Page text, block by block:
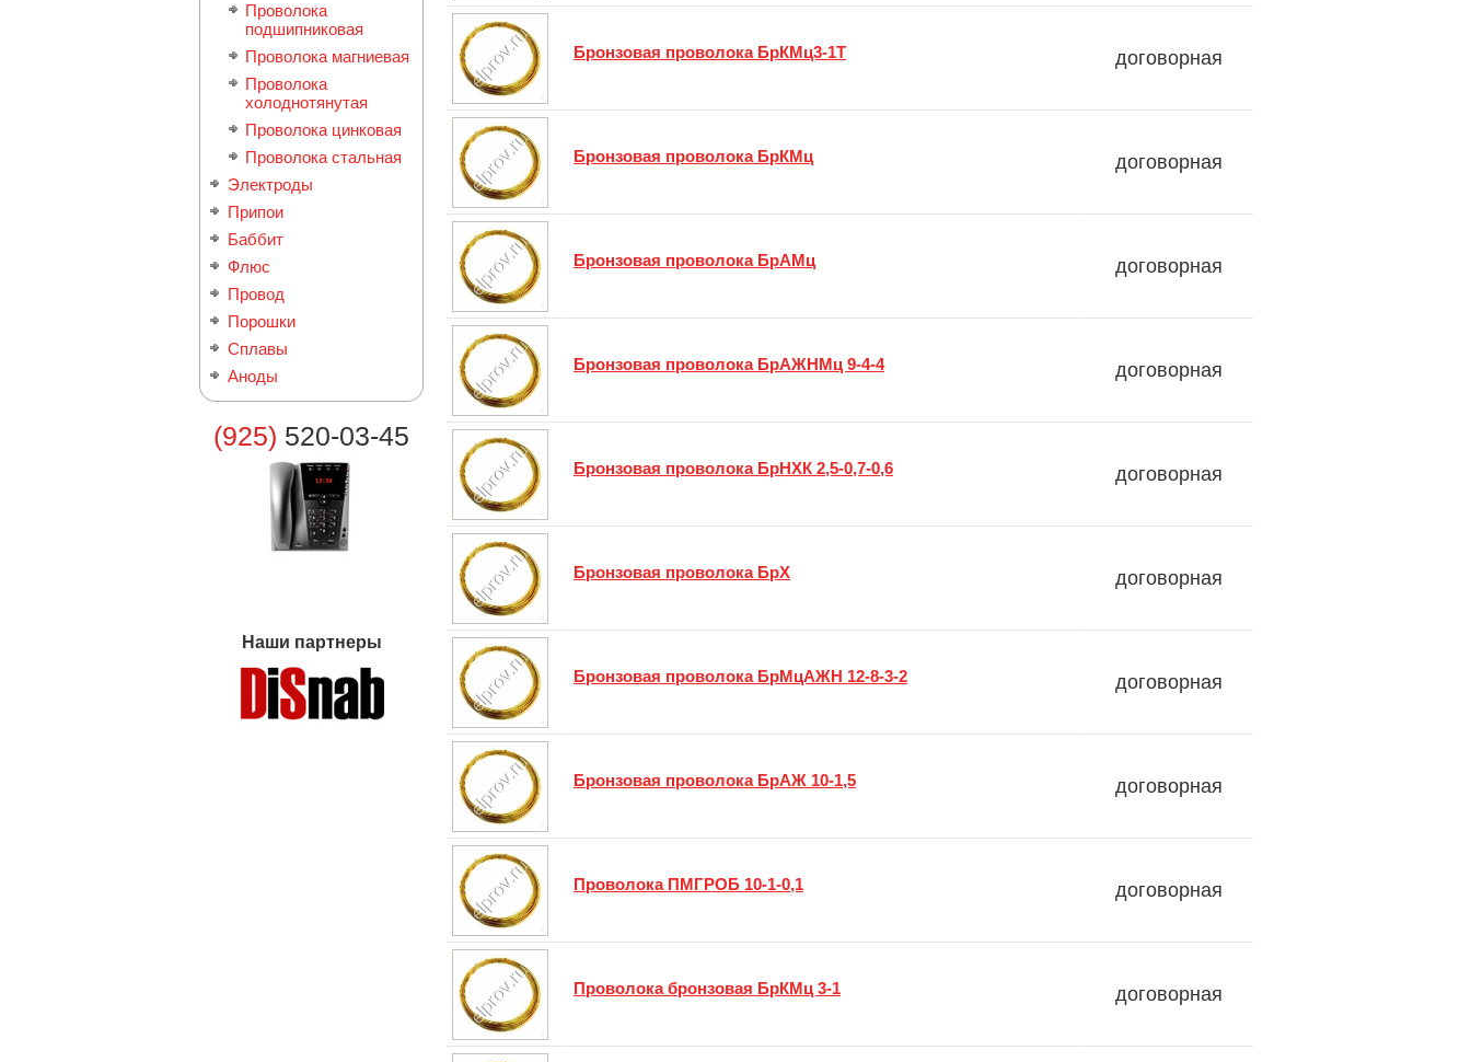
Проволока
подшипниковая
Проволока магниевая
Проволока
холоднотянутая
Проволока цинковая
Проволока стальная
Электроды
Припои
Баббит
Флюс
Провод
Порошки
Сплавы
Аноды
(925) 520-03-45
Наши партнеры
Бронзовая проволока БрКМц3-1Т договорная
Бронзовая проволока БрКМц договорная
Бронзовая проволока БрАМц договорная
Бронзовая проволока БрАЖНМц 9-4-4 договорная
Бронзовая проволока БрНХК 2,5-0,7-0,6 договорная
Бронзовая проволока БрХ договорная
Бронзовая проволока БрМцАЖН 12-8-3-2 договорная
Бронзовая проволока БрАЖ 10-1,5 договорная
Проволока ПМГРОБ 10-1-0,1 договорная
Проволока бронзовая БрКМц 3-1 договорная